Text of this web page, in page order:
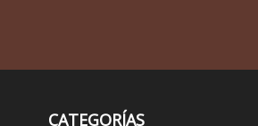
CATEGORÍAS